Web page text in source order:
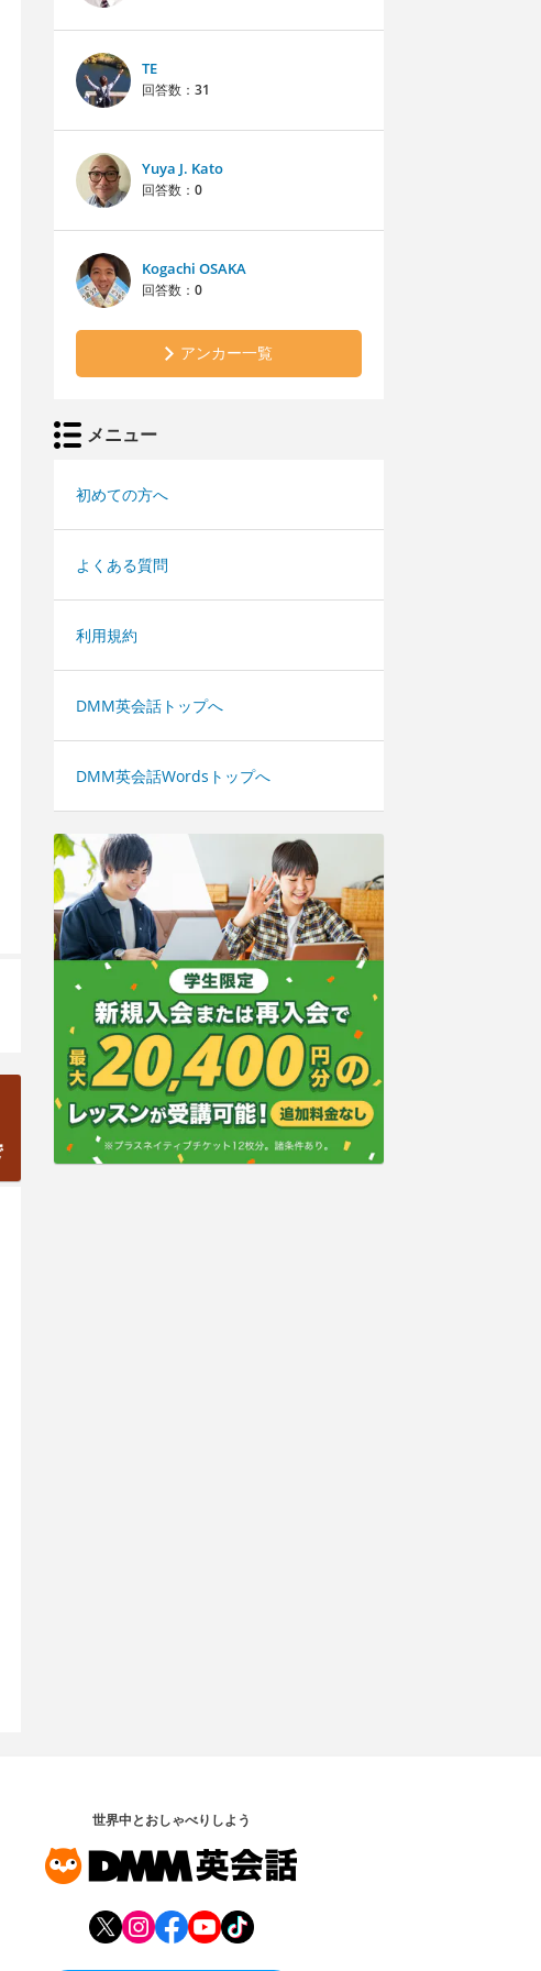
TE
回答数： 31
Yuya J. Kato
回答数： 0
Kogachi OSAKA
回答数： 0
アンカー一覧
メニュー
初めての方へ
よくある質問
利用規約
DMM英会話トップへ
DMM英会話Wordsトップへ
世界中とおしゃべりしよう